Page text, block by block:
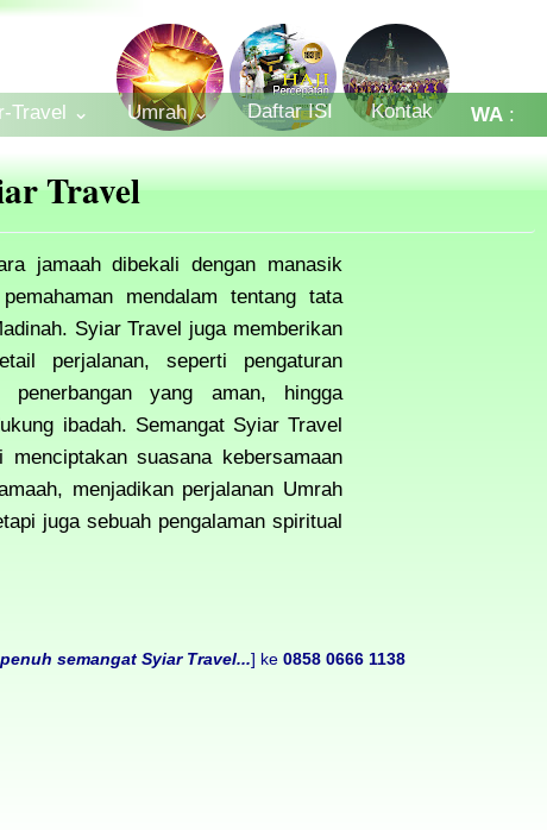
Travel ⌄ Umrah ⌄ Daftar ISI Kontak WA :
0812
4582
Travel
jamaah dibekali dengan manasik
mendalam tentang tata
Syiar Travel juga memberikan
perjalanan, seperti pengaturan
penerbangan yang aman, hingga
ibadah. Semangat Syiar Travel
suasana kebersamaan
menjadikan perjalanan Umrah
juga sebuah pengalaman spiritual
semangat Syiar Travel...] ke 0858 0666 1138